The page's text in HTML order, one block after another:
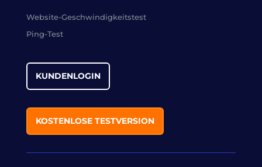
Website-Geschwindigkeitstest
Ping-Test
KUNDENLOGIN
KOSTENLOSE TESTVERSION